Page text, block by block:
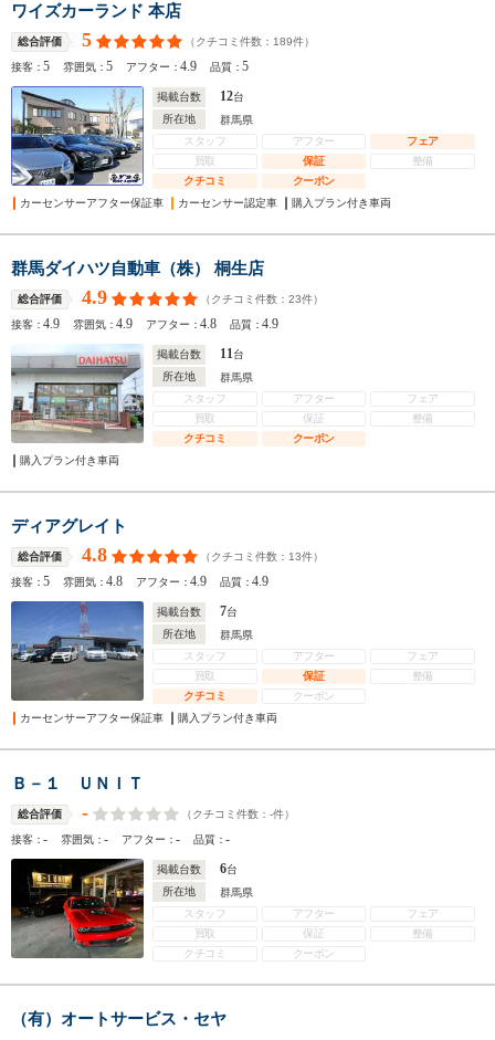
ワイズカーランド 本店
総合評価 5 （クチコミ件数： 189件）
接客：5 雰囲気：5 アフター：4.9 品質：5
掲載台数 12台
所在地
群馬県
スタッフ
アフター
フェア
買取
保証
整備
クチコミ
クーポン
カーセンサーアフター保証車
カーセンサー認定車 購入プラン付き車両
群馬ダイハツ自動車（株） 桐生店
総合評価 4.9 （クチコミ件数： 23件）
接客：4.9 雰囲気：4.9 アフター：4.8 品質：4.9
掲載台数 11台
所在地
群馬県
スタッフ
アフター
フェア
買取
保証
整備
クチコミ
クーポン
購入プラン付き車両
ディアグレイト
総合評価 4.8 （クチコミ件数： 13件）
接客：5 雰囲気：4.8 アフター：4.9 品質：4.9
掲載台数 7台
所在地
群馬県
スタッフ
アフター
フェア
買取
保証
整備
クチコミ
クーポン
カーセンサーアフター保証車
購入プラン付き車両
Ｂ－１ ＵＮＩＴ
総合評価 - （クチコミ件数： -件）
接客：- 雰囲気：- アフター：- 品質：-
掲載台数 6台
所在地
群馬県
スタッフ
アフター
フェア
買取
保証
整備
クチコミ
クーポン
（有）オートサービス・セヤ